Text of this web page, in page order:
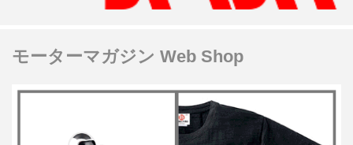
モーターマガジン Web Shop